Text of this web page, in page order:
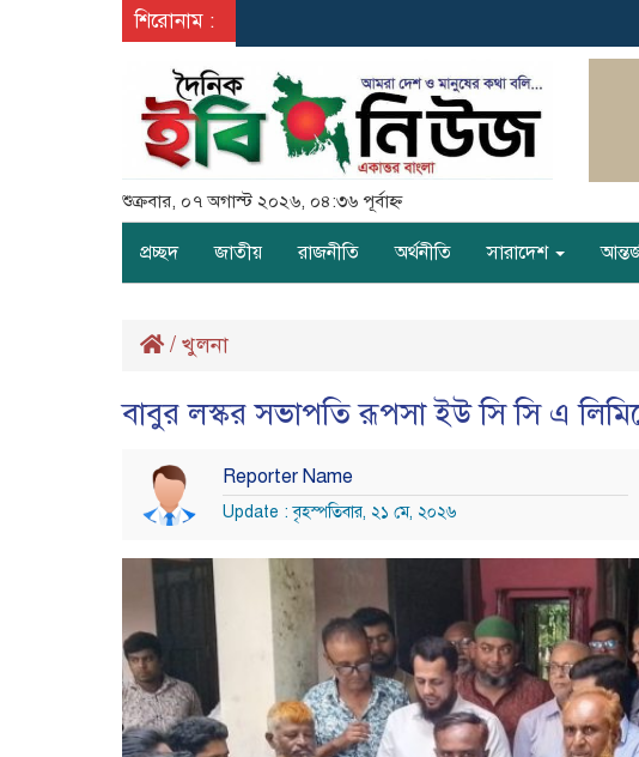
শিরোনাম :
শুক্রবার, ০৭ অগাস্ট ২০২৬, ০৪:৩৬ পূর্বাহ্ন
প্রচ্ছদ জাতীয় রাজনীতি অর্থনীতি সারাদেশ
/ খুলনা
বাবুর লস্কর সভাপতি রূপসা ইউ সি সি এ
Reporter Name
Update : বৃহস্পতিবার, ২১ মে, ২০২৬